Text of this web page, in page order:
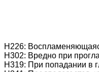
Н226:
Н302: Вредно при
Н319: При попадании в